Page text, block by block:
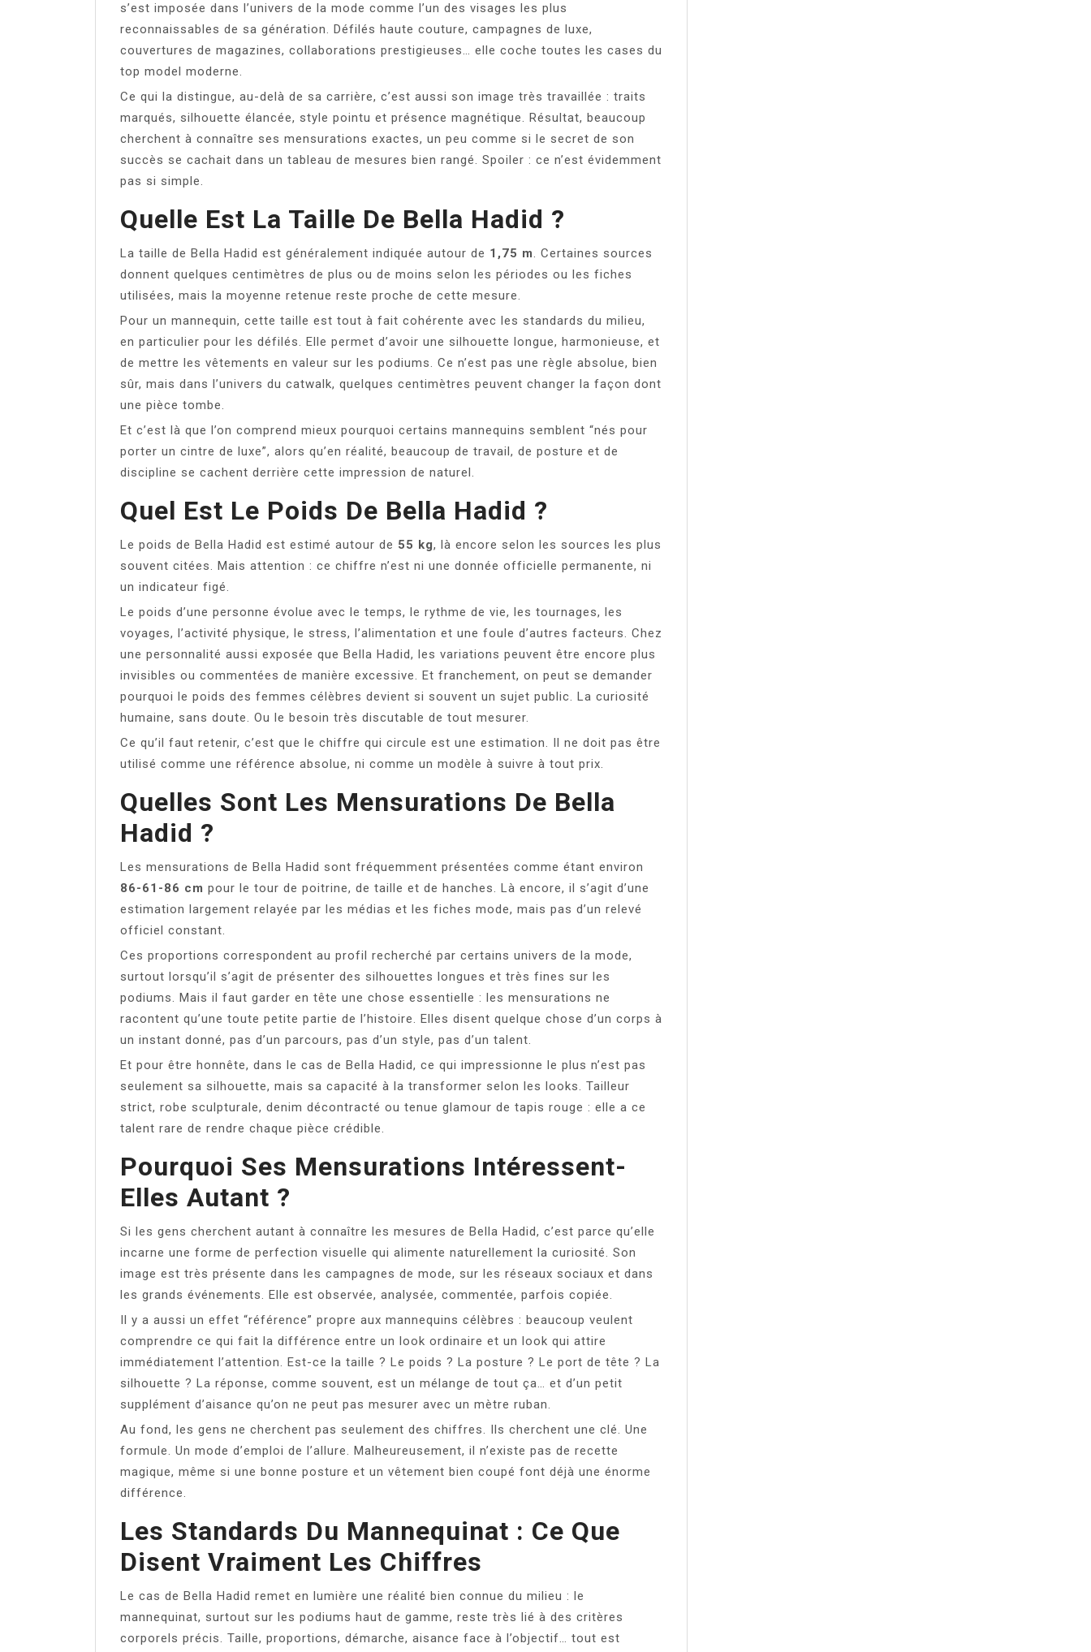
s’est imposée dans l’univers de la mode comme l’un des visages les plus
reconnaissables de sa génération. Défilés haute couture, campagnes de luxe,
couvertures de magazines, collaborations prestigieuses… elle coche toutes les cases du
top model moderne.
Ce qui la distingue, au-delà de sa carrière, c’est aussi son image très travaillée : traits
marqués, silhouette élancée, style pointu et présence magnétique. Résultat, beaucoup
cherchent à connaître ses mensurations exactes, un peu comme si le secret de son
succès se cachait dans un tableau de mesures bien rangé. Spoiler : ce n’est évidemment
pas si simple.
Quelle Est La Taille De Bella Hadid ?
La taille de Bella Hadid est généralement indiquée autour de 1,75 m. Certaines sources
donnent quelques centimètres de plus ou de moins selon les périodes ou les fiches
utilisées, mais la moyenne retenue reste proche de cette mesure.
Pour un mannequin, cette taille est tout à fait cohérente avec les standards du milieu,
en particulier pour les défilés. Elle permet d’avoir une silhouette longue, harmonieuse, et
de mettre les vêtements en valeur sur les podiums. Ce n’est pas une règle absolue, bien
sûr, mais dans l’univers du catwalk, quelques centimètres peuvent changer la façon dont
une pièce tombe.
Et c’est là que l’on comprend mieux pourquoi certains mannequins semblent “nés pour
porter un cintre de luxe”, alors qu’en réalité, beaucoup de travail, de posture et de
discipline se cachent derrière cette impression de naturel.
Quel Est Le Poids De Bella Hadid ?
Le poids de Bella Hadid est estimé autour de 55 kg, là encore selon les sources les plus
souvent citées. Mais attention : ce chiffre n’est ni une donnée officielle permanente, ni
un indicateur figé.
Le poids d’une personne évolue avec le temps, le rythme de vie, les tournages, les
voyages, l’activité physique, le stress, l’alimentation et une foule d’autres facteurs. Chez
une personnalité aussi exposée que Bella Hadid, les variations peuvent être encore plus
invisibles ou commentées de manière excessive. Et franchement, on peut se demander
pourquoi le poids des femmes célèbres devient si souvent un sujet public. La curiosité
humaine, sans doute. Ou le besoin très discutable de tout mesurer.
Ce qu’il faut retenir, c’est que le chiffre qui circule est une estimation. Il ne doit pas être
utilisé comme une référence absolue, ni comme un modèle à suivre à tout prix.
Quelles Sont Les Mensurations De Bella
Hadid ?
Les mensurations de Bella Hadid sont fréquemment présentées comme étant environ
86-61-86 cm pour le tour de poitrine, de taille et de hanches. Là encore, il s’agit d’une
estimation largement relayée par les médias et les fiches mode, mais pas d’un relevé
officiel constant.
Ces proportions correspondent au profil recherché par certains univers de la mode,
surtout lorsqu’il s’agit de présenter des silhouettes longues et très fines sur les
podiums. Mais il faut garder en tête une chose essentielle : les mensurations ne
racontent qu’une toute petite partie de l’histoire. Elles disent quelque chose d’un corps à
un instant donné, pas d’un parcours, pas d’un style, pas d’un talent.
Et pour être honnête, dans le cas de Bella Hadid, ce qui impressionne le plus n’est pas
seulement sa silhouette, mais sa capacité à la transformer selon les looks. Tailleur
strict, robe sculpturale, denim décontracté ou tenue glamour de tapis rouge : elle a ce
talent rare de rendre chaque pièce crédible.
Pourquoi Ses Mensurations Intéressent-
Elles Autant ?
Si les gens cherchent autant à connaître les mesures de Bella Hadid, c’est parce qu’elle
incarne une forme de perfection visuelle qui alimente naturellement la curiosité. Son
image est très présente dans les campagnes de mode, sur les réseaux sociaux et dans
les grands événements. Elle est observée, analysée, commentée, parfois copiée.
Il y a aussi un effet “référence” propre aux mannequins célèbres : beaucoup veulent
comprendre ce qui fait la différence entre un look ordinaire et un look qui attire
immédiatement l’attention. Est-ce la taille ? Le poids ? La posture ? Le port de tête ? La
silhouette ? La réponse, comme souvent, est un mélange de tout ça… et d’un petit
supplément d’aisance qu’on ne peut pas mesurer avec un mètre ruban.
Au fond, les gens ne cherchent pas seulement des chiffres. Ils cherchent une clé. Une
formule. Un mode d’emploi de l’allure. Malheureusement, il n’existe pas de recette
magique, même si une bonne posture et un vêtement bien coupé font déjà une énorme
différence.
Les Standards Du Mannequinat : Ce Que
Disent Vraiment Les Chiffres
Le cas de Bella Hadid remet en lumière une réalité bien connue du milieu : le
mannequinat, surtout sur les podiums haut de gamme, reste très lié à des critères
corporels précis. Taille, proportions, démarche, aisance face à l’objectif… tout est